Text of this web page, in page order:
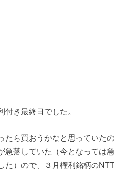
き最終日でした。
たら買おうかなと思っていた
急落していた（今となっては
た）ので、３月権利銘柄の